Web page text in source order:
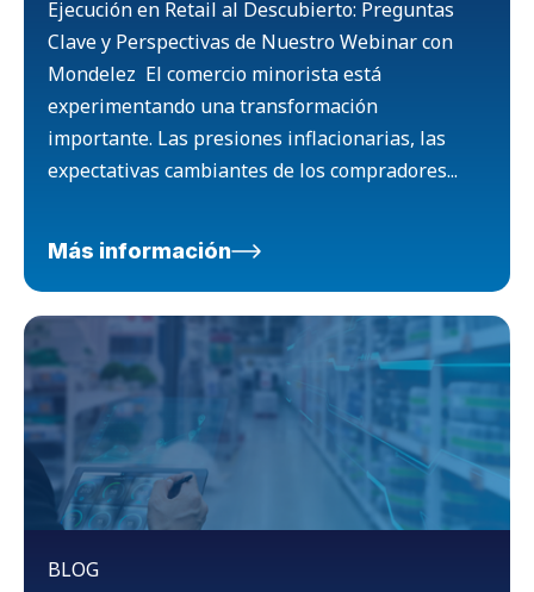
Ejecución en Retail al Descubierto: Preguntas
Clave y Perspectivas de Nuestro Webinar con
Mondelez El comercio minorista está
experimentando una transformación
importante. Las presiones inflacionarias, las
expectativas cambiantes de los compradores...
Más información
BLOG